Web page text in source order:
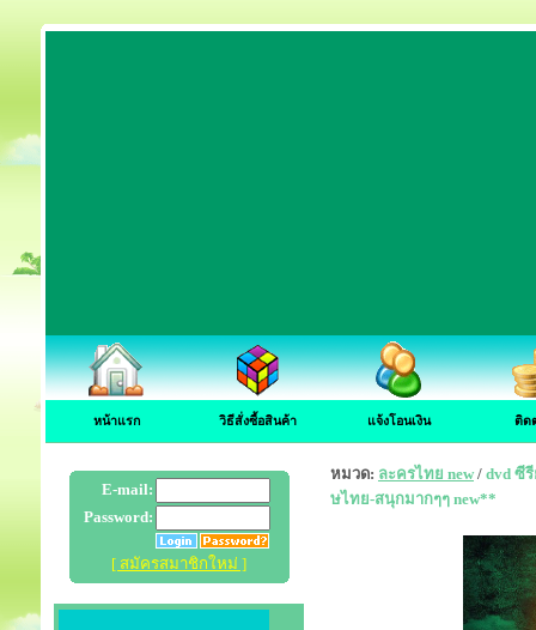
หน้าแรก วิธีสั่งซื้อสินค้า แจ้งโอนเงิน ติด
E-mail:
Password:
[ สมัครสมาชิกใหม่ ]
หมวด: ละครไทย new / dvd ซี
ษไทย-สนุกมากๆๆ new**